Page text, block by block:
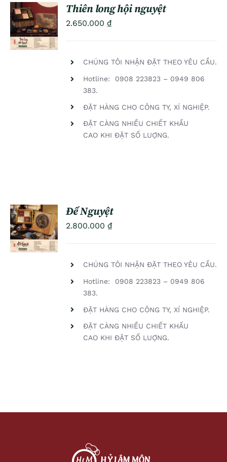
ADD TO
CART
/
DETAILS
Thiên long hội nguyệt
2.650.000₫
CHÚNG TÔI NHẬN ĐẶT THEO YÊU CẦU.
Hotline: 0908 223823 – 0949 806
383.
ĐẶT HÀNG CHO CÔNG TY, XÍ NGHIỆP.
ĐẶT CÀNG NHIỀU CHIẾT KHẤU
CAO KHI ĐẶT SỐ LUỢNG.
ADD TO
CART
/
DETAILS
Đế Nguyệt
2.800.000₫
CHÚNG TÔI NHẬN ĐẶT THEO YÊU CẦU.
Hotline: 0908 223823 – 0949 806
383.
ĐẶT HÀNG CHO CÔNG TY, XÍ NGHIỆP.
ĐẶT CÀNG NHIỀU CHIẾT KHẤU
CAO KHI ĐẶT SỐ LUỢNG.